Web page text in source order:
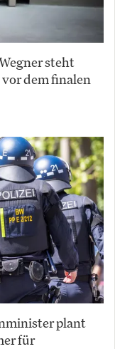
steht
dem finalen
plant
für